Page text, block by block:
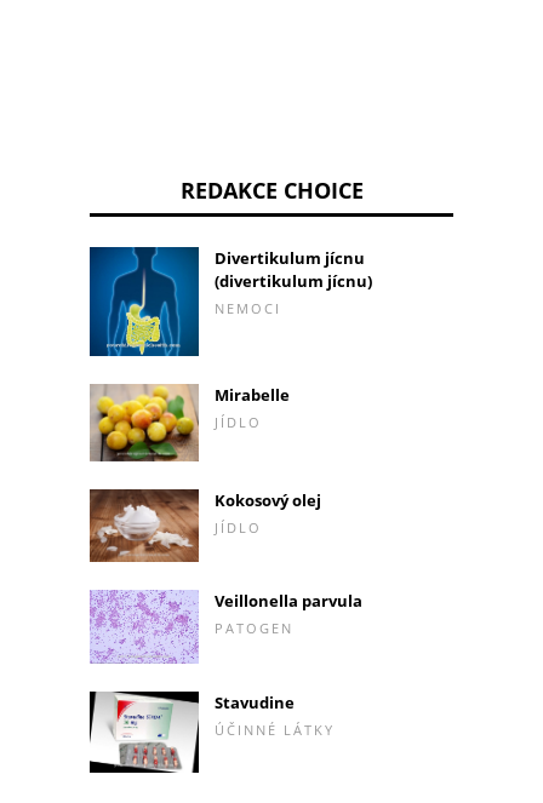
REDAKCE CHOICE
Divertikulum jícnu
(divertikulum jícnu)
NEMOCI
Mirabelle
JÍDLO
Kokosový olej
JÍDLO
Veillonella parvula
PATOGEN
Stavudine
ÚČINNÉ LÁTKY